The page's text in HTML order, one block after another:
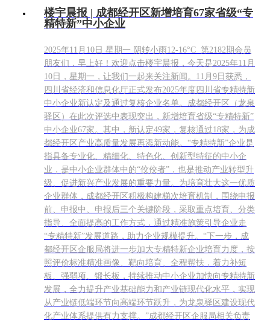
楼宇晨报 | 成都经开区新增培育67家省级“专
精特新”中小企业
2025年11月10日 星期一 阴转小雨12-16°C 第2182期会员
朋友们，早上好！欢迎点击楼宇晨报，今天是2025年11月
10日，星期一，让我们一起来关注新闻。11月9日获悉，
四川省经济和信息化厅正式发布2025年度四川省专精特新
中小企业新认定及通过复核企业名单。成都经开区（龙泉
驿区）在此次评选中表现突出，新增培育省级“专精特新”
中小企业67家。其中，新认定49家，复核通过18家，为成
都经开区产业高质量发展再添新动能。“专精特新”企业是
指具备专业化、精细化、特色化、创新型特征的中小企
业，是中小企业群体中的“佼佼者”，也是推动产业转型升
级、促进新兴产业发展的重要力量。为培育壮大这一优质
企业群体，成都经开区积极构建梯次培育机制，围绕申报
前、申报中、申报后三个关键阶段，采取重点培育、分类
指导、全面提高的工作方式，通过精准施策引导企业走
“专精特新”发展道路，助力企业规模提升。“下一步，成
都经开区企服局将进一步加大专精特新企业培育力度，按
照评价标准精准画像、靶向培育、全程帮扶，着力补短
板、强弱项、锻长板，持续推动中小企业加快向专精特新
发展，全力提升产业基础能力和产业链现代化水平，实现
从产业链低端环节向高端环节跃升，为龙泉驿区建设现代
化产业体系提供有力支撑。”成都经开区企服局相关负责